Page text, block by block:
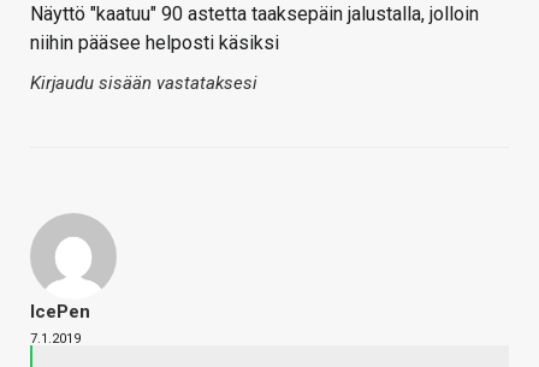
Näyttö "kaatuu" 90 astetta taaksepäin jalustalla, jolloin
niihin pääsee helposti käsiksi
Kirjaudu sisään vastataksesi
IcePen
7.1.2019